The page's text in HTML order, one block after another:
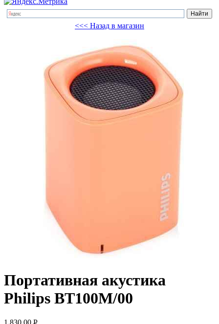
<<< Назад в магазин
Портативная акустика
Philips BT100M/00
1,830.00 Р